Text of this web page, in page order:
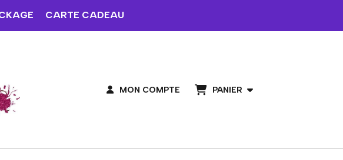
CARTE CADEAU
MON COMPTE PANIER